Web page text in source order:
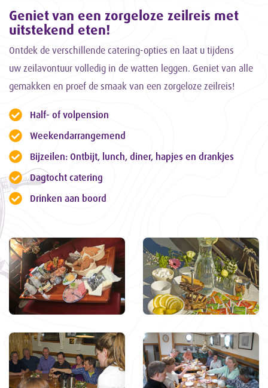
Geniet van een zorgeloze zeilreis met
uitstekend eten!
Ontdek de verschillende catering-opties en laat u tijdens
uw zeilavontuur volledig in de watten leggen. Geniet van alle
gemakken en proef de smaak van een zorgeloze zeilreis!
Half- of volpension
Weekendarrangemend
Bijzeilen: Ontbijt, lunch, diner, hapjes en drankjes
Dagtocht catering
Drinken aan boord